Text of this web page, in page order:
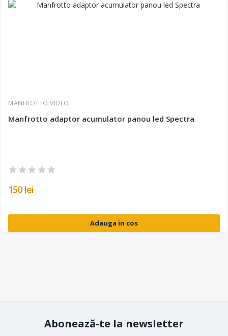
MANFROTTO VIDEO
Manfrotto adaptor acumulator panou led Spectra
150 lei
Adauga in cos
Abonează-te la newsletter